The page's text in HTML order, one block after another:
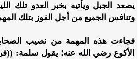
يصعد الجبل ويأتيه بخبر العدو تلك
وتنافس الجميع من أجل الفوز بتلك
فجاءت هذه المهمة من نصيب
الأكوع رضي الله عنه؛ يقول سلمة: